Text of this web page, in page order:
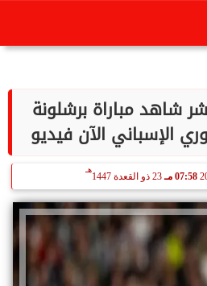
شاهد مباراة برشلونة
الإسباني الآن فيديو
07:58 مـ 23 ذو القعدة 1447
هـ